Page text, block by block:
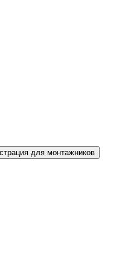
Регистрация для монтажников